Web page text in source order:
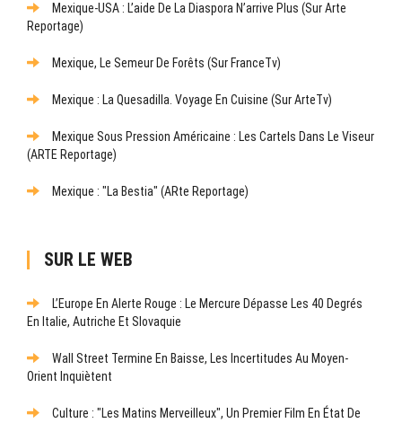
Mexique-USA : L’aide De La Diaspora N’arrive Plus (sur Arte
Reportage)
Mexique, Le Semeur De Forêts (sur FranceTv)
Mexique : La Quesadilla. Voyage En Cuisine (sur ArteTv)
Mexique Sous Pression Américaine : Les Cartels Dans Le Viseur
(ARTE Reportage)
Mexique : "La Bestia" (ARte Reportage)
SUR LE WEB
L’Europe En Alerte Rouge : Le Mercure Dépasse Les 40 Degrés
En Italie, Autriche Et Slovaquie
Wall Street Termine En Baisse, Les Incertitudes Au Moyen-
Orient Inquiètent
Culture : "Les Matins Merveilleux", Un Premier Film En État De